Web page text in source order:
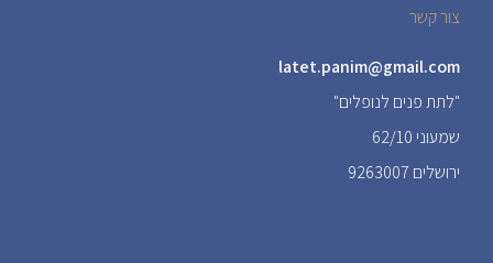
צור קשר
latet.panim@gmail.com
"לתת פנים לנופלים"
שמעוני 62/10
ירושלים 9263007